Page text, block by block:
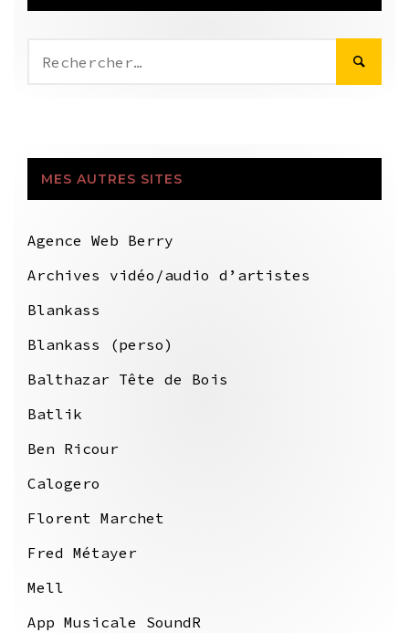
MES AUTRES SITES
Agence Web Berry
Archives vidéo/audio d’artistes
Blankass
Blankass (perso)
Balthazar Tête de Bois
Batlik
Ben Ricour
Calogero
Florent Marchet
Fred Métayer
Mell
App Musicale SoundR